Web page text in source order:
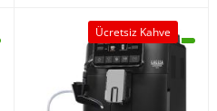
Ücretsiz Kahve